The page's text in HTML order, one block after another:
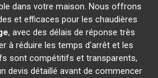
dans votre maison. Nous offrons
et efficaces pour les chaudières
, avec des délais de réponse très
à réduire les temps d'arrêt et les
sont compétitifs et transparents,
devis détaillé avant de commencer